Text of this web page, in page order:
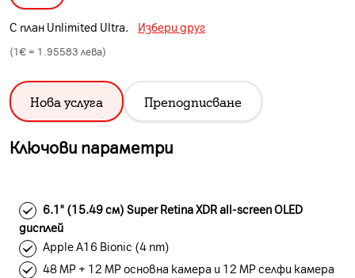
С план Unlimited Ultra. Избери друг
(1€ = 1.95583 лева)
Нова услуга Преподписване
Ключови параметри
6.1" (15.49 см) Super Retina XDR all-screen OLED
дисплей
Apple A16 Bionic (4 nm)
48 MP + 12 MP основна камера и 12 MP селфи камера